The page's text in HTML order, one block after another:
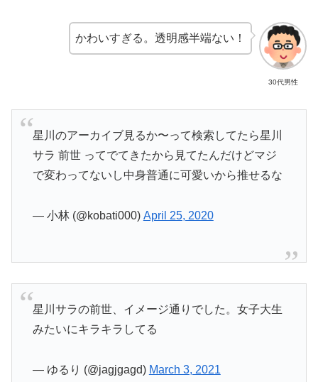
30代男性
かわいすぎる。透明感半端ない！
星川のアーカイブ見るか〜って検索してたら星川
サラ 前世 ってでてきたから見てたんだけどマジ
で変わってないし中身普通に可愛いから推せるな
— 小林 (@kobati000) April 25, 2020
星川サラの前世、イメージ通りでした。女子大生
みたいにキラキラしてる
— ゆるり (@jagjgagd) March 3, 2021